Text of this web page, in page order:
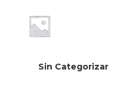
Sin Categorizar